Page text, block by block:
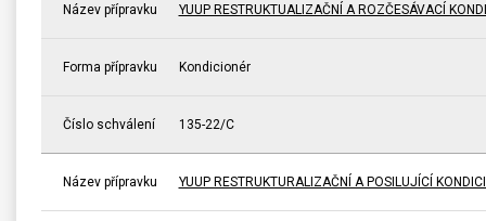
Název přípravku YUUP RESTRUKTUALIZAČNÍ A ROZČESÁVACÍ
Forma přípravku Kondicionér
Číslo schválení 135-22/C
Název přípravku YUUP RESTRUKTURALIZAČNÍ A POSILUJÍCÍ